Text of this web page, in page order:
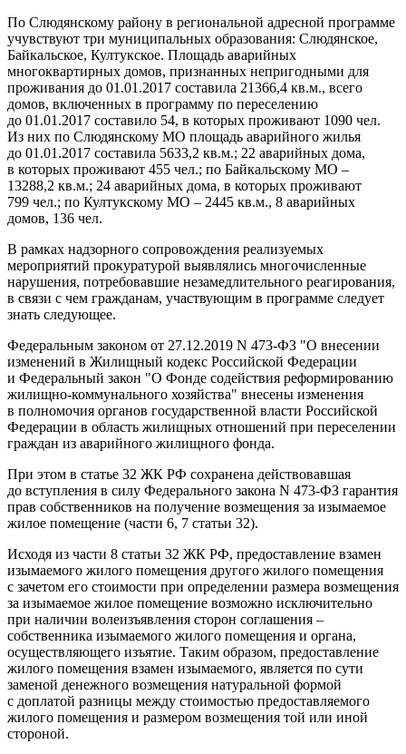
По Слюдянскому району в региональной адресной программе
учувствуют три муниципальных образования: Слюдянское,
Байкальское, Култукское. Площадь аварийных
многоквартирных домов, признанных непригодными для
проживания до 01.01.2017 составила 21366,4 кв.м., всего
домов, включенных в программу по переселению
до 01.01.2017 составило 54, в которых проживают 1090 чел.
Из них по Слюдянскому МО площадь аварийного жилья
до 01.01.2017 составила 5633,2 кв.м.; 22 аварийных дома,
в которых проживают 455 чел.; по Байкальскому МО –
13288,2 кв.м.; 24 аварийных дома, в которых проживают
799 чел.; по Култукскому МО – 2445 кв.м., 8 аварийных
домов, 136 чел.
В рамках надзорного сопровождения реализуемых
мероприятий прокуратурой выявлялись многочисленные
нарушения, потребовавшие незамедлительного реагирования,
в связи с чем гражданам, участвующим в программе следует
знать следующее.
Федеральным законом от 27.12.2019 N 473-ФЗ "О внесении
изменений в Жилищный кодекс Российской Федерации
и Федеральный закон "О Фонде содействия реформированию
жилищно-коммунального хозяйства" внесены изменения
в полномочия органов государственной власти Российской
Федерации в область жилищных отношений при переселении
граждан из аварийного жилищного фонда.
При этом в статье 32 ЖК РФ сохранена действовавшая
до вступления в силу Федерального закона N 473-ФЗ гарантия
прав собственников на получение возмещения за изымаемое
жилое помещение (части 6, 7 статьи 32).
Исходя из части 8 статьи 32 ЖК РФ, предоставление взамен
изымаемого жилого помещения другого жилого помещения
с зачетом его стоимости при определении размера возмещения
за изымаемое жилое помещение возможно исключительно
при наличии волеизъявления сторон соглашения –
собственника изымаемого жилого помещения и органа,
осуществляющего изъятие. Таким образом, предоставление
жилого помещения взамен изымаемого, является по сути
заменой денежного возмещения натуральной формой
с доплатой разницы между стоимостью предоставляемого
жилого помещения и размером возмещения той или иной
стороной.